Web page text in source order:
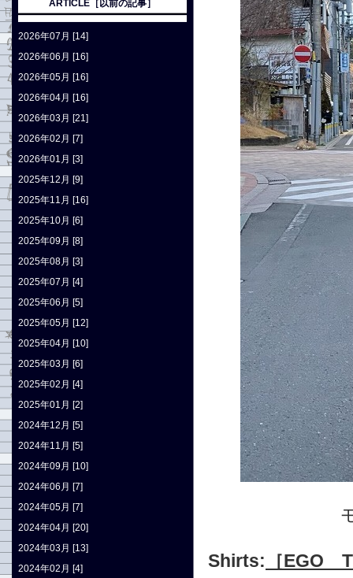
Shirts: ［EGO
ARTICLE［以前の記事］
2026年07月 [14]
2026年06月 [16]
2026年05月 [16]
2026年04月 [16]
2026年03月 [21]
2026年02月 [7]
2026年01月 [3]
2025年12月 [9]
2025年11月 [16]
2025年10月 [6]
2025年09月 [8]
2025年08月 [3]
2025年07月 [4]
2025年06月 [5]
2025年05月 [12]
2025年04月 [10]
2025年03月 [6]
2025年02月 [4]
2025年01月 [2]
2024年12月 [5]
2024年11月 [5]
2024年09月 [10]
2024年06月 [7]
2024年05月 [7]
2024年04月 [20]
2024年03月 [13]
2024年02月 [4]